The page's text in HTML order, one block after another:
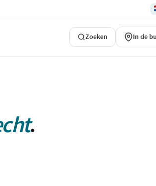
Zoeken In de
.